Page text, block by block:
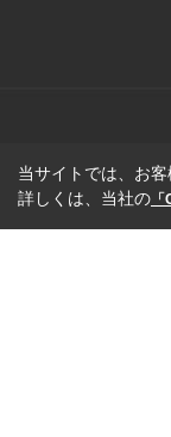
当サイトでは、お
詳しくは、当社の